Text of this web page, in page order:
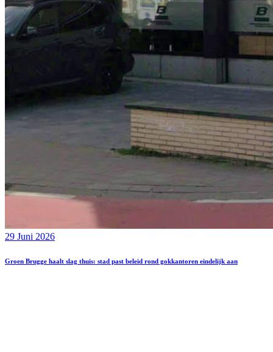
29 Juni 2026
Groen Brugge haalt slag thuis: stad past beleid rond gokkantoren eindelijk aan